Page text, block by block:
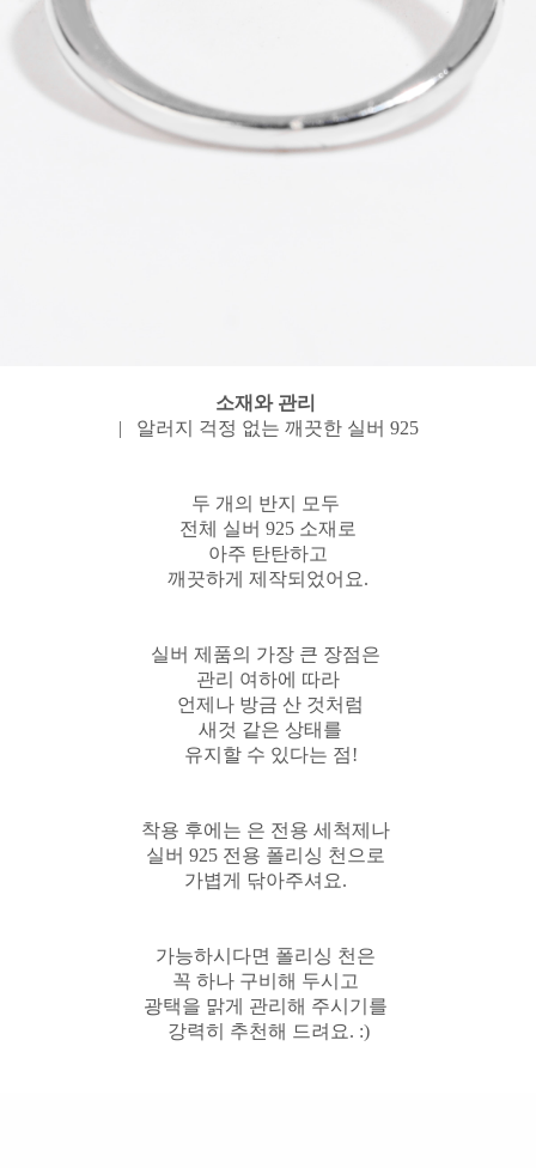
소재와 관리
| 알러지 걱정 없는 깨끗한 실버 925
두 개의 반지 모두
전체 실버 925 소재로
아주 탄탄하고
깨끗하게 제작되었어요.
실버 제품의 가장 큰 장점은
관리 여하에 따라
언제나 방금 산 것처럼
새것 같은 상태를
유지할 수 있다는 점!
착용 후에는 은 전용 세척제나
실버 925 전용 폴리싱 천으로
가볍게 닦아주셔요.
가능하시다면 폴리싱 천은
꼭 하나 구비해 두시고
광택을 맑게 관리해 주시기를
강력히 추천해 드려요. :)